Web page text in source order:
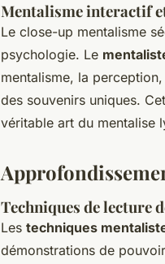
Mentalisme interactif
Le close-up mentalisme
psychologie. Le
mentalisme, la
des souvenirs uniques.
véritable art du mentalise
Techniques de lecture
Les techniques
démonstrations de